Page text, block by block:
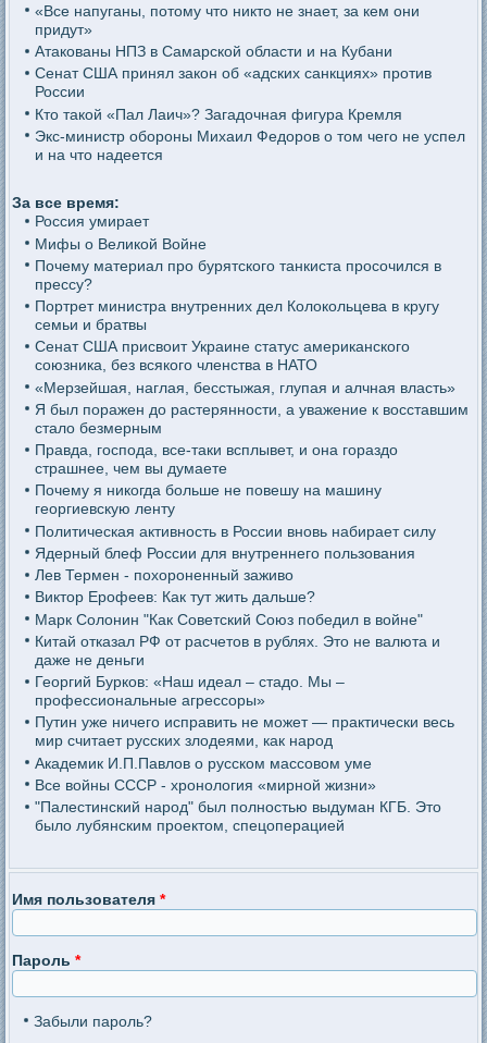
«Все напуганы, потому что никто не знает, за кем они
придут»
Атакованы НПЗ в Самарской области и на Кубани
Сенат США принял закон об «адских санкциях» против
России
Кто такой «Пал Лаич»? Загадочная фигура Кремля
Экс-министр обороны Михаил Федоров о том чего не успел
и на что надеется
За все время:
Россия умирает
Мифы о Великой Войне
Почему материал про бурятского танкиста просочился в
прессу?
Портрет министра внутренних дел Колокольцева в кругу
семьи и братвы
Сенат США присвоит Украине статус американского
союзника, без всякого членства в НАТО
«Мерзейшая, наглая, бесстыжая, глупая и алчная власть»
Я был поражен до растерянности, а уважение к восставшим
стало безмерным
Правда, господа, все-таки всплывет, и она гораздо
страшнее, чем вы думаете
Почему я никогда больше не повешу на машину
георгиевскую ленту
Политическая активность в России вновь набирает силу
Ядерный блеф России для внутреннего пользования
Лев Термен - похороненный заживо
Виктор Ерофеев: Как тут жить дальше?
Марк Солонин "Как Советский Союз победил в войне"
Китай отказал РФ от расчетов в рублях. Это не валюта и
даже не деньги
Георгий Бурков: «Наш идеал – стадо. Мы –
профессиональные агрессоры»
Путин уже ничего исправить не может — практически весь
мир считает русских злодеями, как народ
Академик И.П.Павлов о русском массовом уме
Все войны СССР - хронология «мирной жизни»
"Палестинский народ" был полностью выдуман КГБ. Это
было лубянским проектом, спецоперацией
Имя пользователя*
Пароль*
Забыли пароль?